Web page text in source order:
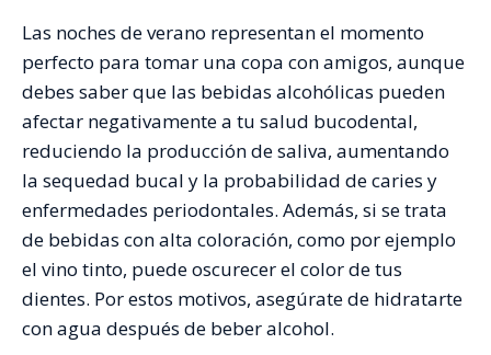
Las noches de verano representan el momento
perfecto para tomar una copa con amigos, aunque
debes saber que las bebidas alcohólicas pueden
afectar negativamente a tu salud bucodental,
reduciendo la producción de saliva, aumentando
la sequedad bucal y la probabilidad de caries y
enfermedades periodontales. Además, si se trata
de bebidas con alta coloración, como por ejemplo
el vino tinto, puede oscurecer el color de tus
dientes. Por estos motivos, asegúrate de hidratarte
con agua después de beber alcohol.